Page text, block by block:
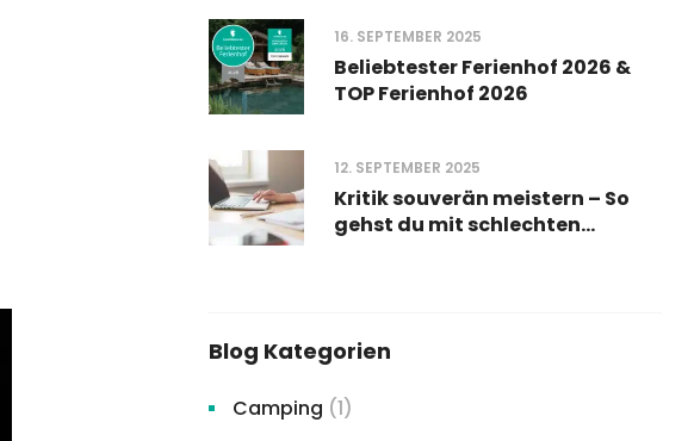
Beliebtester Ferienhof 2026 &
TOP Ferienhof 2026
16. SEPTEMBER 2025
Kritik souverän meistern – So
gehst du mit schlechten
12. SEPTEMBER 2025
Blog Kategorien
Camping (1)